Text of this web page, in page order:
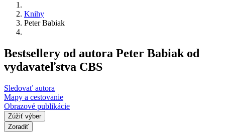
Knihy
Peter Babiak
Bestsellery od autora Peter Babiak od
vydavateľstva CBS
Sledovať autora
Mapy a cestovanie
Obrazové publikácie
Zúžiť výber
Zoradiť